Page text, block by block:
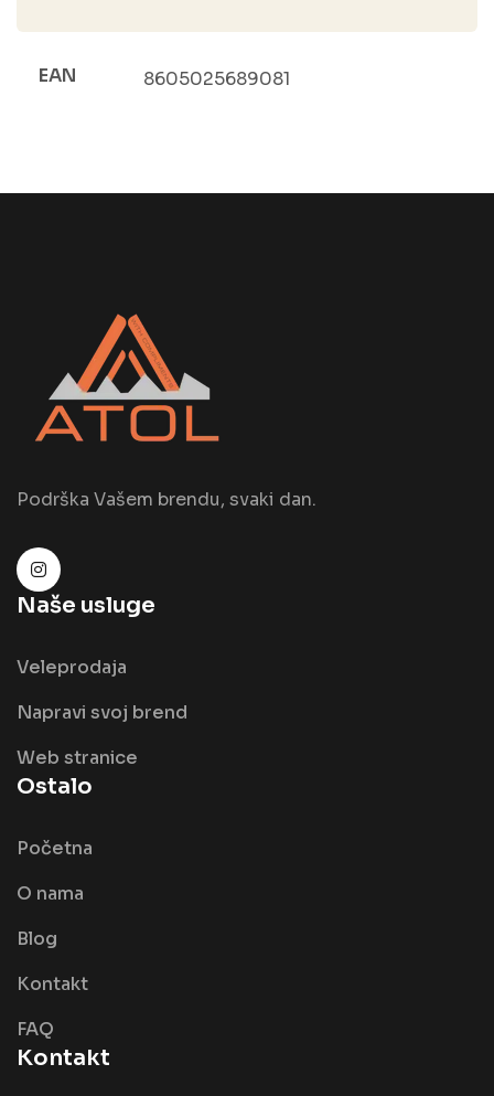
EAN 8605025689081
Podrška Vašem brendu, svaki dan.
Naše usluge
Veleprodaja
Napravi svoj brend
Web stranice
Ostalo
Početna
O nama
Blog
Kontakt
FAQ
Kontakt